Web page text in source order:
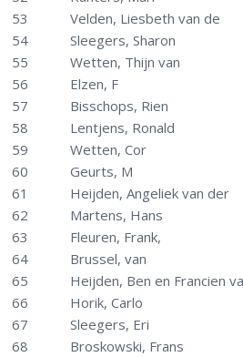
53
Velden, Liesbeth van de
54
Sleegers, Sharon
55
Wetten, Thijn van
56
Elzen, F
57
Bisschops, Rien
58
Lentjens, Ronald
59
Wetten, Cor
60
Geurts, M
61
Heijden, Angeliek van der
62
Martens, Hans
63
Fleuren, Frank,
64
Brussel, van
65
Heijden, Ben en Francien
66
Horik, Carlo
67
Sleegers, Eri
68
Broskowski, Frans